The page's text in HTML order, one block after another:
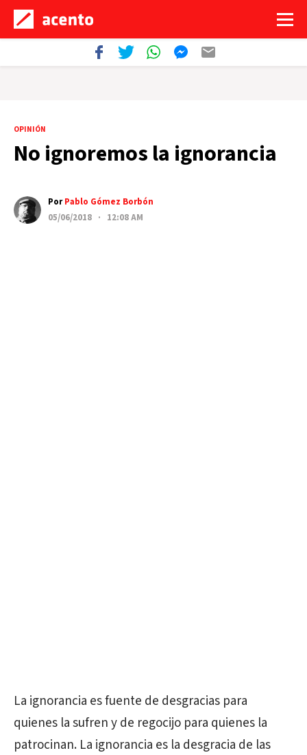
OPINIÓN
No ignoremos la ignorancia
PorPablo Gómez Borbón
05/06/2018 · 12:08 AM
La ignorancia es fuente de desgracias para
quienes la sufren y de regocijo para quienes la
patrocinan. La ignorancia es la desgracia de las